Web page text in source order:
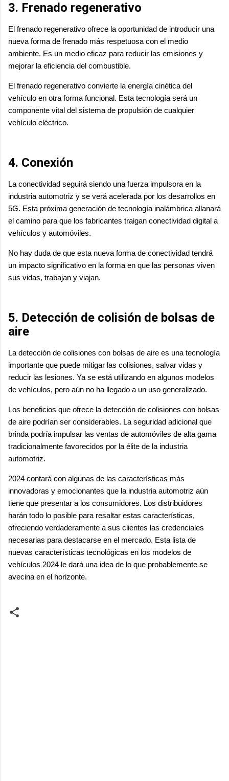
3. Frenado regenerativo
El frenado regenerativo ofrece la oportunidad de introducir una
nueva forma de frenado más respetuosa con el medio
ambiente. Es un medio eficaz para reducir las emisiones y
mejorar la eficiencia del combustible.
El frenado regenerativo convierte la energía cinética del
vehículo en otra forma funcional. Esta tecnología será un
componente vital del sistema de propulsión de cualquier
vehículo eléctrico.
4. Conexión
La conectividad seguirá siendo una fuerza impulsora en la
industria automotriz y se verá acelerada por los desarrollos en
5G. Esta próxima generación de tecnología inalámbrica allanará
el camino para que los fabricantes traigan conectividad digital a
vehículos y automóviles.
No hay duda de que esta nueva forma de conectividad tendrá
un impacto significativo en la forma en que las personas viven
sus vidas, trabajan y viajan.
5. Detección de colisión de bolsas de
aire
La detección de colisiones con bolsas de aire es una tecnología
importante que puede mitigar las colisiones, salvar vidas y
reducir las lesiones. Ya se está utilizando en algunos modelos
de vehículos, pero aún no ha llegado a un uso generalizado.
Los beneficios que ofrece la detección de colisiones con bolsas
de aire podrían ser considerables. La seguridad adicional que
brinda podría impulsar las ventas de automóviles de alta gama
tradicionalmente favorecidos por la élite de la industria
automotriz.
2024 contará con algunas de las características más
innovadoras y emocionantes que la industria automotriz aún
tiene que presentar a los consumidores. Los distribuidores
harán todo lo posible para resaltar estas características,
ofreciendo verdaderamente a sus clientes las credenciales
necesarias para destacarse en el mercado. Esta lista de
nuevas características tecnológicas en los modelos de
vehículos 2024 le dará una idea de lo que probablemente se
avecina en el horizonte.